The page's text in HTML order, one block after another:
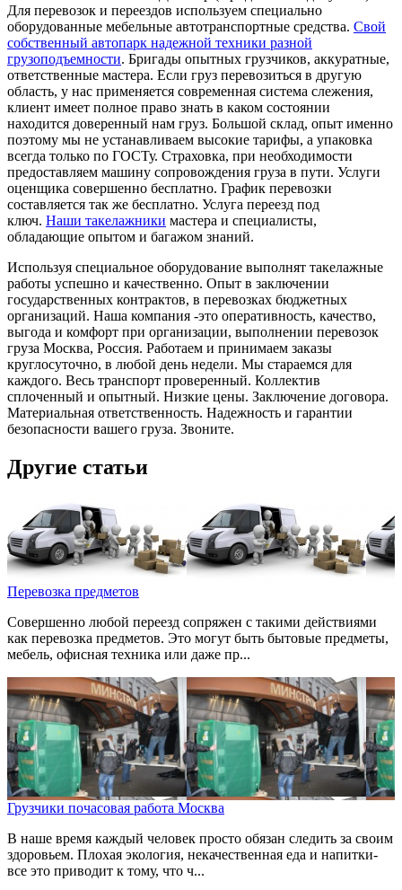
Для перевозок и переездов используем специально
оборудованные мебельные автотранспортные средства. Свой
собственный автопарк надежной техники разной
грузоподъемности. Бригады опытных грузчиков, аккуратные,
ответственные мастера. Если груз перевозиться в другую
область, у нас применяется современная система слежения,
клиент имеет полное право знать в каком состоянии
находится доверенный нам груз. Большой склад, опыт именно
поэтому мы не устанавливаем высокие тарифы, а упаковка
всегда только по ГОСТу. Страховка, при необходимости
предоставляем машину сопровождения груза в пути. Услуги
оценщика совершенно бесплатно. График перевозки
составляется так же бесплатно. Услуга переезд под
ключ. Наши такелажники мастера и специалисты,
обладающие опытом и багажом знаний.
Используя специальное оборудование выполнят такелажные
работы успешно и качественно. Опыт в заключении
государственных контрактов, в перевозках бюджетных
организаций. Наша компания -это оперативность, качество,
выгода и комфорт при организации, выполнении перевозок
груза Москва, Россия. Работаем и принимаем заказы
круглосуточно, в любой день недели. Мы стараемся для
каждого. Весь транспорт проверенный. Коллектив
сплоченный и опытный. Низкие цены. Заключение договора.
Материальная ответственность. Надежность и гарантии
безопасности вашего груза. Звоните.
Другие статьи
Перевозка предметов
Совершенно любой переезд сопряжен с такими действиями
как перевозка предметов. Это могут быть бытовые предметы,
мебель, офисная техника или даже пр...
Грузчики почасовая работа Москва
В наше время каждый человек просто обязан следить за своим
здоровьем. Плохая экология, некачественная еда и напитки-
все это приводит к тому, что ч...